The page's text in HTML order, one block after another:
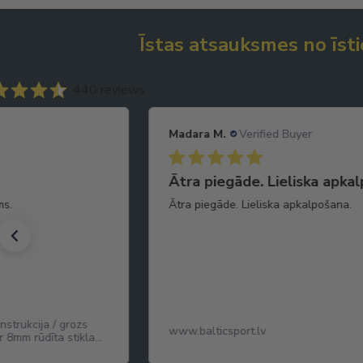
Īstas atsauksmes no
Madara M. Verified Buyer
Favorīts
Vienas no garšīgākajām datelēm! Jūt
True Dates Caramel Popcorn
karameļu popkorna garšu